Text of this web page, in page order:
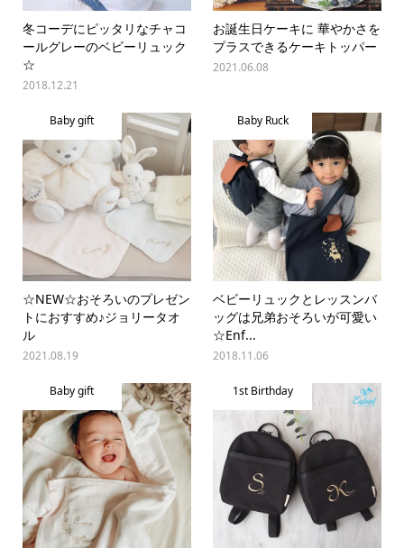
冬コーデにピッタリなチャコ
ールグレーのベビーリュック
☆
2018.12.21
お誕生日ケーキに 華やかさを
プラスできるケーキトッパー
2021.06.08
Baby gift
☆NEW☆おそろいのプレゼン
トにおすすめ♪ジョリータオ
ル
2021.08.19
Baby Ruck
ベビーリュックとレッスンバ
ッグは兄弟おそろいが可愛い
☆Enf...
2018.11.06
Baby gift 1st Birthday